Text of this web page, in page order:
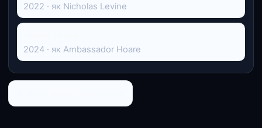
2022 · як Nicholas Levine
2024 · як Ambassador Hoare